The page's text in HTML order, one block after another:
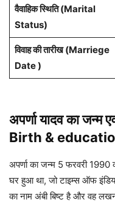
वैवाहिक स्थिति (Marital
Status)
विवाह की तारीख (Marriege
Date )
अपर्णा यादव का
Birth &
अपर्णा का जन्म 5 फरवरी 1990
घर हुआ था, जो टाइम्स ऑफ
का नाम अंबी बिष्ट है और वह